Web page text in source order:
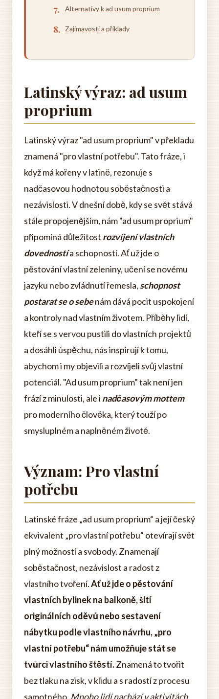
Alternativy k ad usum proprium
Zajímavosti a příklady
Latinský výraz: ad usum
proprium
Latinský výraz "ad usum proprium" v překladu
znamená "pro vlastní potřebu". Tato fráze, i
když má kořeny v latině, rezonuje s
nadčasovou hodnotou soběstačnosti a
nezávislosti. V dnešní době, kdy se svět stává
stále propojenějším, nám "ad usum proprium"
připomíná důležitost rozvíjení vlastních
dovednostía schopností. Ať už jde o
pěstování vlastní zeleniny, učení se novému
jazyku nebo zvládnutí řemesla, schopnost
postarat se o sebenám dává pocit uspokojení
a kontroly nad vlastním životem. Příběhy lidí,
kteří se s vervou pustili do vlastních projektů
a dosáhli úspěchu, nás inspirují k tomu,
abychom i my objevili a rozvíjeli svůj vlastní
potenciál. "Ad usum proprium" tak není jen
frází z minulosti, ale i nadčasovým mottem
pro moderního člověka, který touží po
smysluplném a naplněném životě.
Význam: Pro vlastní
potřebu
Latinské fráze „ad usum proprium“ a její český
ekvivalent „pro vlastní potřebu“ otevírají svět
plný možností a svobody. Znamenají
soběstačnost, nezávislost a radost z
vlastního tvoření.Ať už jde o pěstování
vlastních bylinek na balkoně, šití
originálních oděvů nebo sestavení
nábytku podle vlastního návrhu, „pro
vlastní potřebu“ nám umožňuje stát se
tvůrci vlastního štěstí.Znamená to tvořit
bez tlaku na zisk, v klidu a s radostí z procesu
samotného. Mnoho lidí nachází v aktivitách